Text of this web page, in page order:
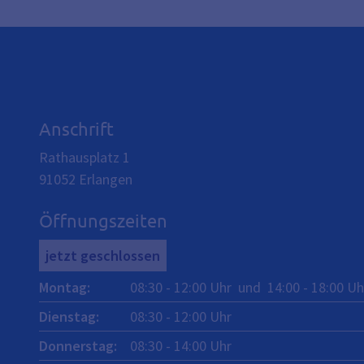
Anschrift
Rathausplatz 1
91052 Erlangen
Öffnungszeiten
jetzt geschlossen
Montag: 08:30 - 12:00 Uhr und 14:00 - 18:00
Dienstag: 08:30 - 12:00 Uhr
Donnerstag: 08:30 - 14:00 Uhr